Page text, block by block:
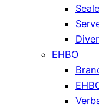
EHBO